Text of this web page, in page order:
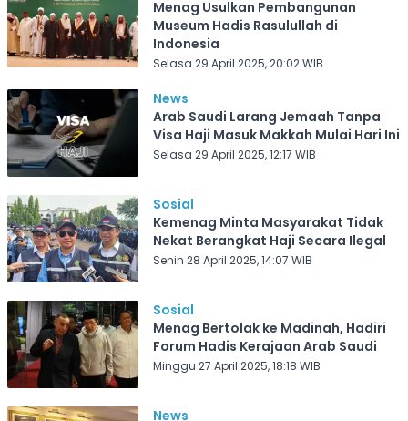
Menag Usulkan Pembangunan
Museum Hadis Rasulullah di
Indonesia
Selasa 29 April 2025, 20:02 WIB
News
Arab Saudi Larang Jemaah Tanpa
Visa Haji Masuk Makkah Mulai Hari Ini
Selasa 29 April 2025, 12:17 WIB
Sosial
Kemenag Minta Masyarakat Tidak
Nekat Berangkat Haji Secara Ilegal
Senin 28 April 2025, 14:07 WIB
Sosial
Menag Bertolak ke Madinah, Hadiri
Forum Hadis Kerajaan Arab Saudi
Minggu 27 April 2025, 18:18 WIB
News